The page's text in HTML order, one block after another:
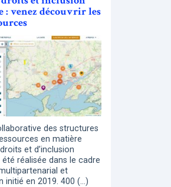
: venez découvrir les
des structures
en matière
et d’inclusion
réalisée dans le cadre
et
initié en 2019. 400 (…)